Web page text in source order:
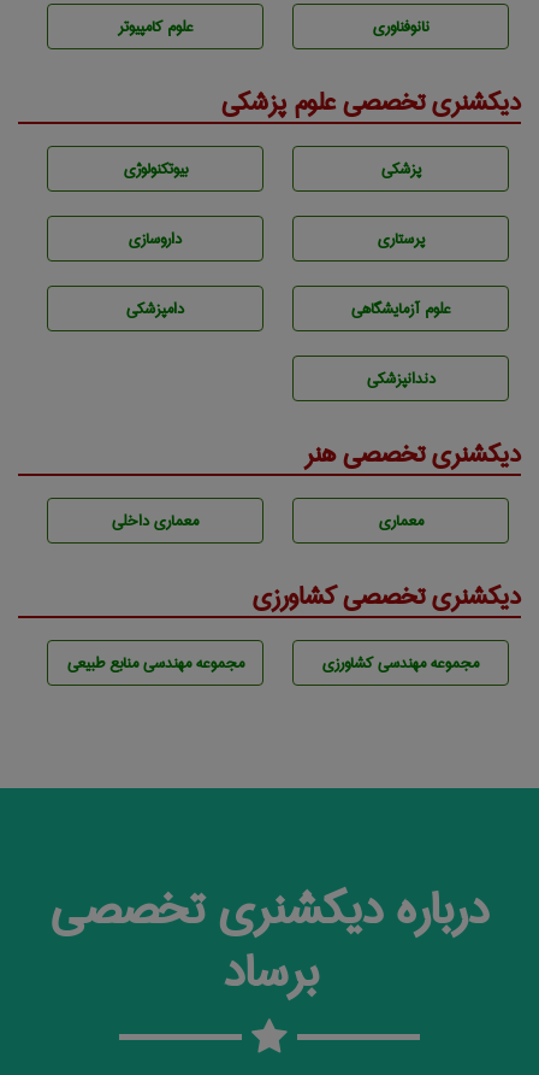
نانوفناوری علوم کامپیوتر
دیکشنری تخصصی علوم پزشکی
پزشكی بيوتكنولوژی
پرستاری داروسازی
علوم آزمايشگاهی دامپزشكی
دندانپزشكی
دیکشنری تخصصی هنر
معماری معماری داخلی
دیکشنری تخصصی کشاورزی
مجموعه مهندسی كشاورزی مجموعه مهندسی منابع طبيعی
درباره دیکشنری تخصصی
برساد